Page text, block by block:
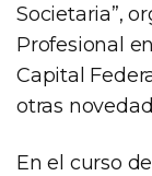
Societaria”,
Profesional
Capital
otras
En el curso